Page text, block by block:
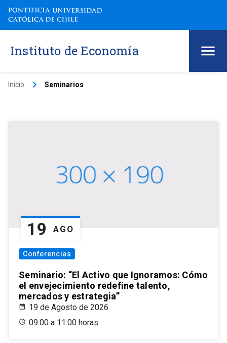
Instituto de Economía
Inicio keyboard_arrow_right Seminarios
19 AGO
Conferencias
Seminario: “El Activo que Ignoramos: Cómo
el envejecimiento redefine talento,
mercados y estrategia”
19 de Agosto de 2026
09:00 a 11:00 horas